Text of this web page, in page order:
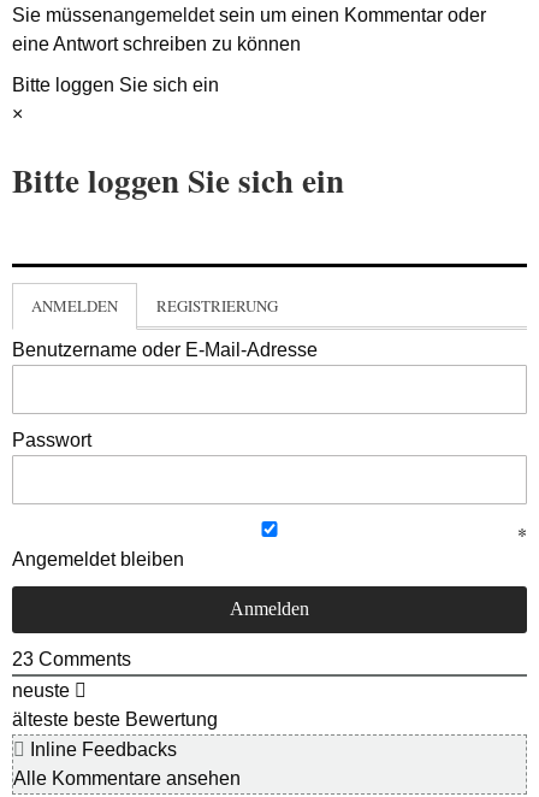
Sie müssenangemeldetsein um einen Kommentar oder
eine Antwort schreiben zu können
Bitte loggen Sie sich ein
×
Bitte loggen Sie sich ein
ANMELDEN REGISTRIERUNG
Benutzername oder E-Mail-Adresse
Passwort
Angemeldet bleiben
23 Comments
neuste
älteste beste Bewertung
Inline Feedbacks
Alle Kommentare ansehen